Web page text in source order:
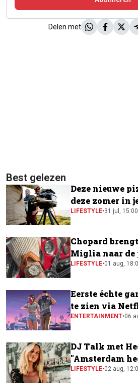
Delen met
Best gelezen
Deze nieuwe
deze zomer in
LIFESTYLE•31 jul, 15:00
Chopard
Miglia naar de
horloge
LIFESTYLE•01 aug,
Eerste échte
te zien via
ENTERTAINMENT•06
DJ Talk met
"Amsterdam
festivalscene
LIFESTYLE•02 aug,